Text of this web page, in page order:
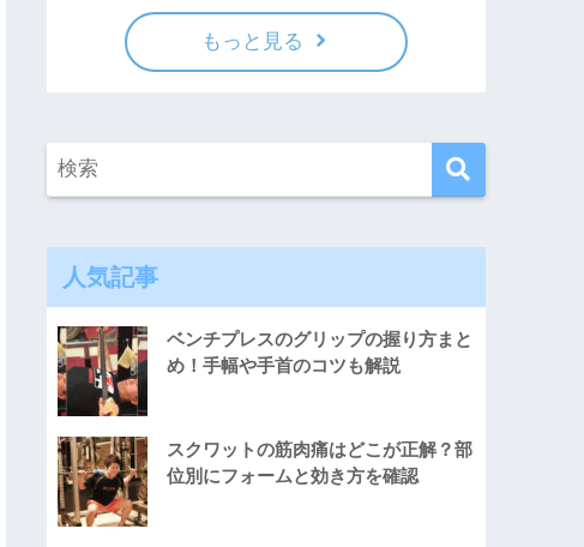
もっと見る
人気記事
ベンチプレスのグリップの握り方まと
め！手幅や手首のコツも解説
スクワットの筋肉痛はどこが正解？部
位別にフォームと効き方を確認